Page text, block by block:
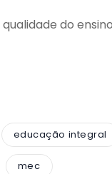
do
educação integral
mec